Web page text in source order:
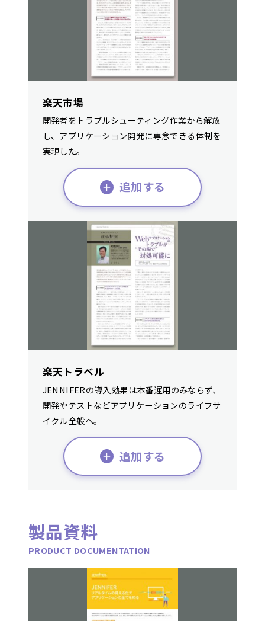
楽天市場
開発者をトラブルシューティング作業から解放
し、アプリケーション開発に専念できる体制を
実現した。
追加する
楽天トラベル
JENNIFERの導入効果は本番運用のみならず、
開発やテストなどアプリケーションのライフサ
イクル全般へ。
追加する
製品資料
PRODUCT DOCUMENTATION